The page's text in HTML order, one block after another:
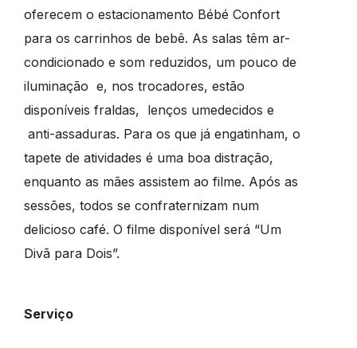
oferecem o estacionamento Bébé Confort
para os carrinhos de bebê. As salas têm ar-
condicionado e som reduzidos, um pouco de
iluminação e, nos trocadores, estão
disponíveis fraldas, lenços umedecidos e
anti-assaduras. Para os que já engatinham, o
tapete de atividades é uma boa distração,
enquanto as mães assistem ao filme. Após as
sessões, todos se confraternizam num
delicioso café. O filme disponível será “Um
Divã para Dois”.
Serviço